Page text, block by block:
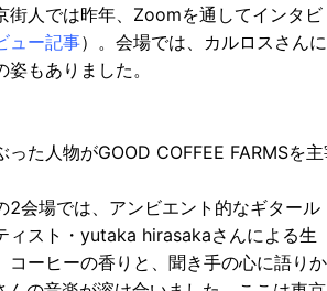
街人では昨年、Zoomを通してインタビ
ュー記事）。会場では、カルロスさんに
もありました。
った人物がGOOD COFFEE FARMS
2会場では、アンビエント的なギタール
ィスト・yutaka hirasakaさんによる生
コーヒーの香りと、聞き手の心に語りか